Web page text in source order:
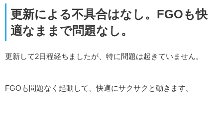
更新による不具合はなし。FGOも快
適なままで問題なし。
更新して2日程経ちましたが、特に問題は起きていません。
FGOも問題なく起動して、快適にサクサクと動きます。